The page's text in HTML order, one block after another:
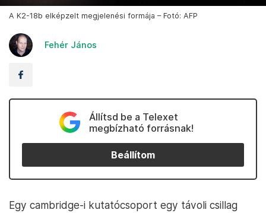
A K2-18b elképzelt megjelenési formája – Fotó: AFP
Fehér János
Állítsd be a Telexet
megbízható forrásnak!
Beállítom
Egy cambridge-i kutatócsoport egy távoli csillag